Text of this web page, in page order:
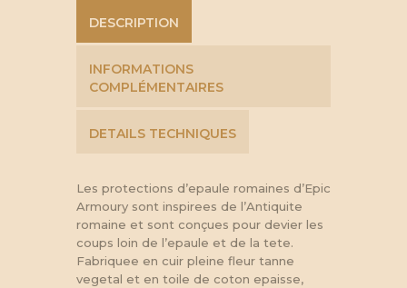
DESCRIPTION
INFORMATIONS
COMPLÉMENTAIRES
DETAILS TECHNIQUES
Les protections d’epaule romaines d’Epic
Armoury sont inspirees de l’Antiquite
romaine et sont conçues pour devier les
coups loin de l’epaule et de la tete.
Fabriquee en cuir pleine fleur tanne
vegetal et en toile de coton epaisse,